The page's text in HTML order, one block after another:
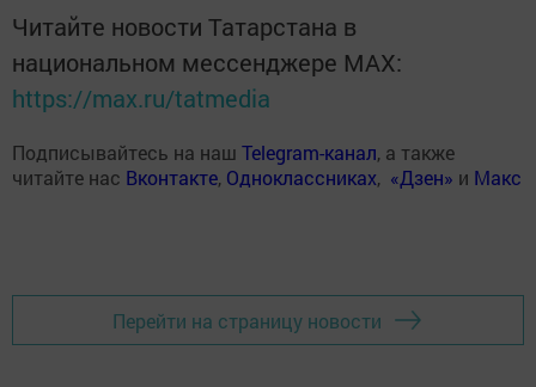
Читайте новости Татарстана в
национальном мессенджере MАХ:
https://max.ru/tatmedia
Подписывайтесь на наш Telegram-канал, а также
читайте нас Вконтакте, Одноклассниках, «Дзен» и Макс
Перейти на страницу новости